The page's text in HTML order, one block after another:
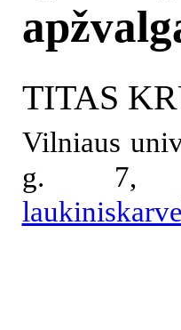
TITAS
Vilniaus
g. 7,